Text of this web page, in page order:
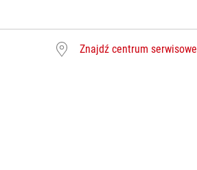
Znajdź centrum serwisowe